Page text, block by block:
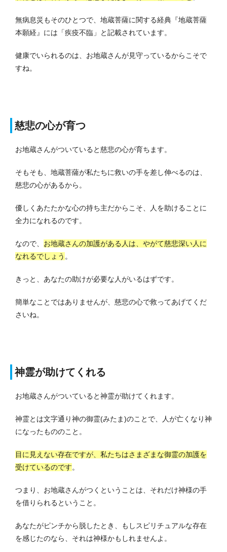
無病息災もそのひとつで、地蔵菩薩に関する経典『地蔵菩薩
本願経』には「疾疫不臨」と記載されています。
健康でいられるのは、お地蔵さんが見守っているからこそで
すね。
慈悲の心が育つ
お地蔵さんがついていると慈悲の心が育ちます。
そもそも、地蔵菩薩が私たちに救いの手を差し伸べるのは、
慈悲の心があるから。
優しくあたたかな心の持ち主だからこそ、人を助けることに
全力になれるのです。
なので、 お地蔵さんの加護がある人は、やがて慈悲深い人に
なれるでしょう 。
きっと、あなたの助けが必要な人がいるはずです。
簡単なことではありませんが、慈悲の心で救ってあげてくだ
さいね。
神霊が助けてくれる
お地蔵さんがついていると神霊が助けてくれます。
神霊とは文字通り神の御霊(みたま)のことで、人が亡くなり神
になったもののこと。
目に見えない存在ですが、私たちはさまざまな御霊の加護を
受けているのです。
つまり、お地蔵さんがつくということは、それだけ神様の手
を借りられるということ。
あなたがピンチから脱したとき、もしスピリチュアルな存在
を感じたのなら、それは神様かもしれませんよ。